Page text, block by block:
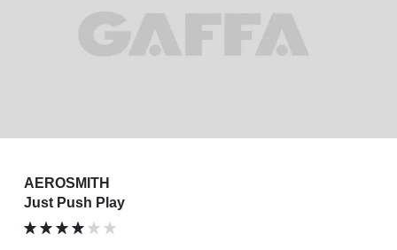
AEROSMITH
Just Push Play